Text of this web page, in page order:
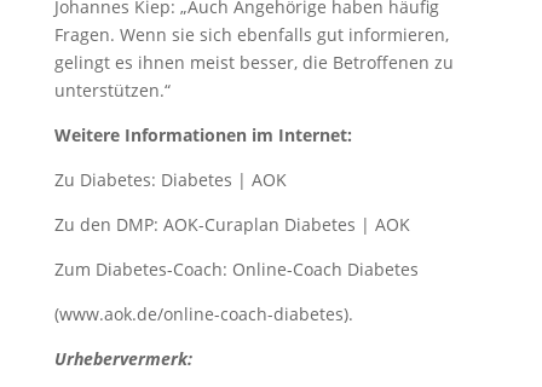
Johannes Kiep: „Auch Angehörige haben häufig
Fragen. Wenn sie sich ebenfalls gut informieren,
gelingt es ihnen meist besser, die Betroffenen zu
unterstützen.“
Weitere Informationen im Internet:
Zu Diabetes: Diabetes | AOK
Zu den DMP: AOK-Curaplan Diabetes | AOK
Zum Diabetes-Coach: Online-Coach Diabetes
(www.aok.de/online-coach-diabetes).
Urhebervermerk: